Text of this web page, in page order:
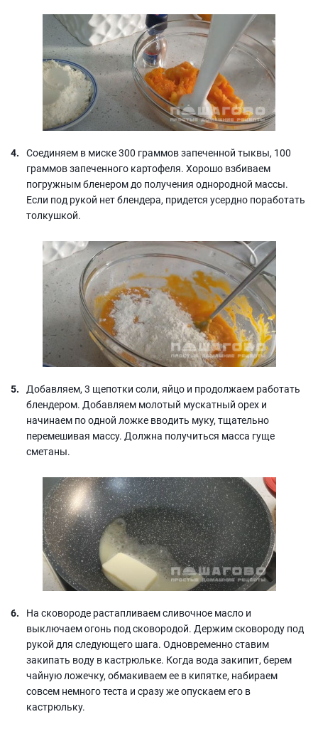
Соединяем в миске 300 граммов запеченной тыквы, 100
граммов запеченного картофеля. Хорошо взбиваем
погружным бленером до получения однородной массы.
Если под рукой нет блендера, придется усердно поработать
толкушкой.
Добавляем, 3 щепотки соли, яйцо и продолжаем работать
блендером. Добавляем молотый мускатный орех и
начинаем по одной ложке вводить муку, тщательно
перемешивая массу. Должна получиться масса гуще
сметаны.
На сковороде растапливаем сливочное масло и
выключаем огонь под сковородой. Держим сковороду под
рукой для следующего шага. Одновременно ставим
закипать воду в кастрюльке. Когда вода закипит, берем
чайную ложечку, обмакиваем ее в кипятке, набираем
совсем немного теста и сразу же опускаем его в
кастрюльку.